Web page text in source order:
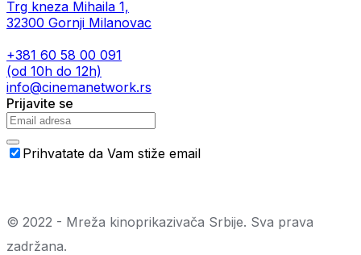
Trg kneza Mihaila 1,
32300 Gornji Milanovac
+381 60 58 00 091
(od 10h do 12h)
info@cinemanetwork.rs
Prijavite se
Prihvatate da Vam stiže email
© 2022 - Mreža kinoprikazivača Srbije. Sva prava
zadržana.